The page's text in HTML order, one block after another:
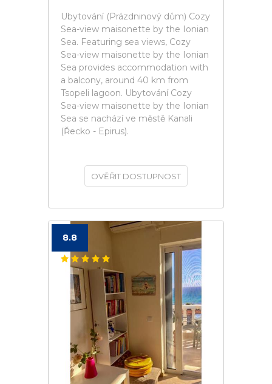
Ubytování (Prázdninový dům) Cozy
Sea-view maisonette by the Ionian
Sea. Featuring sea views, Cozy
Sea-view maisonette by the Ionian
Sea provides accommodation with
a balcony, around 40 km from
Tsopeli lagoon. Ubytování Cozy
Sea-view maisonette by the Ionian
Sea se nachází ve městě Kanali
(Řecko - Epirus).
OVĚŘIT DOSTUPNOST
8.8